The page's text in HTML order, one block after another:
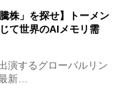
株」を探せ】トーメン
て世界のAIメモリ需
演するグローバルリン
新…